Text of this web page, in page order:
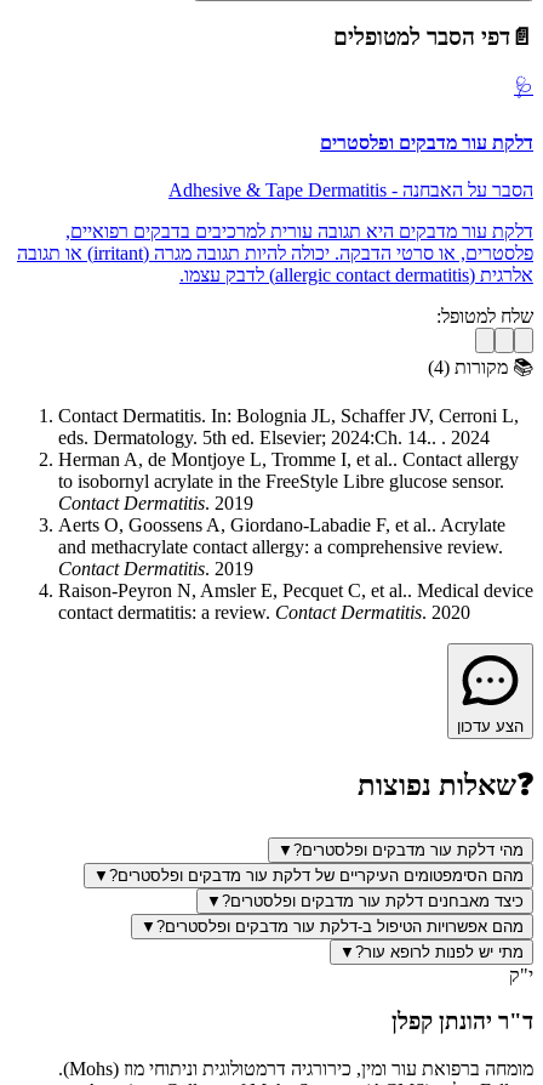
📄דפי הסבר למטופלים
🩺
דלקת עור מדבקים ופלסטרים
הסבר על האבחנה -
Adhesive & Tape Dermatitis
דלקת עור מדבקים היא תגובה עורית למרכיבים בדבקים רפואיים,
פלסטרים, או סרטי הדבקה. יכולה להיות תגובה מגרה (irritant) או תגובה
אלרגית (allergic contact dermatitis) לדבק עצמו.
שלח למטופל:
📚 מקורות (4
)
Contact Dermatitis. In: Bolognia JL, Schaffer JV, Cerroni L,
eds. Dermatology. 5th ed. Elsevier; 2024:Ch. 14.. . 2024
Herman A, de Montjoye L, Tromme I, et al.. Contact allergy
to isobornyl acrylate in the FreeStyle Libre glucose sensor.
Contact Dermatitis. 2019
Aerts O, Goossens A, Giordano-Labadie F, et al.. Acrylate
and methacrylate contact allergy: a comprehensive review.
Contact Dermatitis. 2019
Raison-Peyron N, Amsler E, Pecquet C, et al.. Medical device
contact dermatitis: a review. Contact Dermatitis. 2020
הצע עדכון
❓שאלות נפוצות
מהי דלקת עור מדבקים ופלסטרים? ▼
מהם הסימפטומים העיקריים של דלקת עור מדבקים ופלסטרים? ▼
כיצד מאבחנים דלקת עור מדבקים ופלסטרים? ▼
מהם אפשרויות הטיפול ב-דלקת עור מדבקים ופלסטרים? ▼
מתי יש לפנות לרופא עור? ▼
י"ק
ד"ר יהונתן קפלן
מומחה ברפואת עור ומין, כירורגיה דרמטולוגית וניתוחי מוז (Mohs).